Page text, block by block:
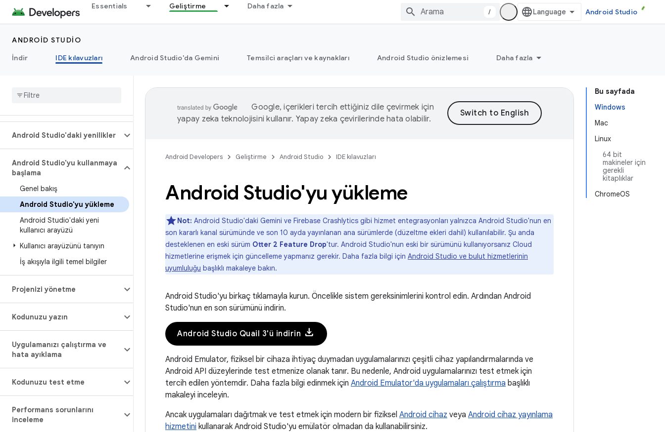
Essentials Geliştirme Daha fazla
/ Android Studio
ANDROID STUDIO
İndir
IDE kılavuzları Android Studio'da Gemini Temsilci araçları ve kaynakları Android Studio önizlemesi Daha fazla
Android Studio'daki yenilikler
Android Studio'yu kullanmaya
başlama
Genel bakış
Android Studio'yu yükleme
Android Studio'daki yeni
kullanıcı arayüzü
Kullanıcı arayüzünü tanıyın
İş akışıyla ilgili temel bilgiler
Projenizi yönetme
Kodunuzu yazın
Uygulamanızı çalıştırma ve
hata ayıklama
Kodunuzu test etme
Performans sorunlarını
inceleme
Bu sayfada
Windows
Mac
Linux
64 bit
makineler için
gerekli
kitaplıklar
ChromeOS
Google, içerikleri tercih ettiğiniz dile çevirmek için
yapay zeka teknolojisini kullanır. Yapay zeka çevirilerinde hata olabilir.
Android Developers Geliştirme Android Studio IDE kılavuzları
Android Studio'yu yükleme
Not: Android Studio'daki Gemini ve Firebase Crashlytics gibi hizmet entegrasyonları yalnızca Android Studio'nun en
son kararlı kanal sürümünde ve son 10 ayda yayınlanan ana sürümlerde (düzeltme ekleri dahil) kullanılabilir. Şu anda
desteklenen en eski sürüm Otter 2 Feature Drop'tur. Android Studio'nun eski bir sürümünü kullanıyorsanız Cloud
hizmetlerine erişmek için güncelleme yapmanız gerekir. Daha fazla bilgi için Android Studio ve bulut hizmetlerinin
uyumluluğu başlıklı makaleye bakın.
Android Studio'yu birkaç tıklamayla kurun. Öncelikle sistem gereksinimlerini kontrol edin. Ardından Android
Studio'nun en son sürümünü indirin.
Android Studio Quail 3'ü indirin download
Android Emulator, fiziksel bir cihaza ihtiyaç duymadan uygulamalarınızı çeşitli cihaz yapılandırmalarında ve
Android API düzeylerinde test etmenize olanak tanır. Bu nedenle, Android uygulamalarınızı test etmek için
tercih edilen yöntemdir. Daha fazla bilgi edinmek için Android Emulator'da uygulamaları çalıştırma başlıklı
makaleyi inceleyin.
Ancak uygulamaları dağıtmak ve test etmek için modern bir fiziksel Android cihaz veya Android cihaz yayınlama
hizmetini kullanarak Android Studio'yu emülatör olmadan da kullanabilirsiniz.